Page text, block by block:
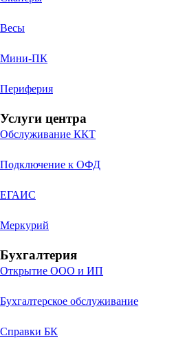
Весы
Мини-ПК
Периферия
Услуги центра
Обслуживание ККТ
Подключение к ОФД
ЕГАИС
Меркурий
Бухгалтерия
Открытие ООО и ИП
Бухгалтерское обслуживание
Справки БК